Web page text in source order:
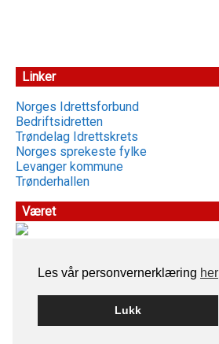
Les vår personvernerklæring her
Lukk
Linker
Norges Idrettsforbund
Bedriftsidretten
Trøndelag Idrettskrets
Norges sprekeste fylke
Levanger kommune
Trønderhallen
Været